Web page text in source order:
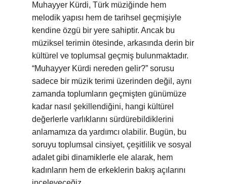
Muhayyer Kürdi, Türk müziğinde hem
melodik yapısı hem de tarihsel geçmişiyle
kendine özgü bir yere sahiptir. Ancak bu
müziksel terimin ötesinde, arkasında derin bir
kültürel ve toplumsal geçmiş bulunmaktadır.
“Muhayyer Kürdi nereden gelir?” sorusu
sadece bir müzik terimi üzerinden değil, aynı
zamanda toplumların geçmişten günümüze
kadar nasıl şekillendiğini, hangi kültürel
değerlerle varlıklarını sürdürebildiklerini
anlamamıza da yardımcı olabilir. Bugün, bu
soruyu toplumsal cinsiyet, çeşitlilik ve sosyal
adalet gibi dinamiklerle ele alarak, hem
kadınların hem de erkeklerin bakış açılarını